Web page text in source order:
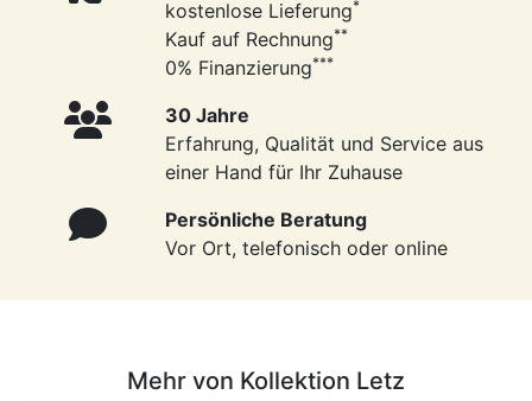
kostenlose Lieferung*
Kauf auf Rechnung**
0% Finanzierung***
30 Jahre
Erfahrung, Qualität und Service aus
einer Hand für Ihr Zuhause
Persönliche Beratung
Vor Ort, telefonisch oder online
Mehr von Kollektion Letz